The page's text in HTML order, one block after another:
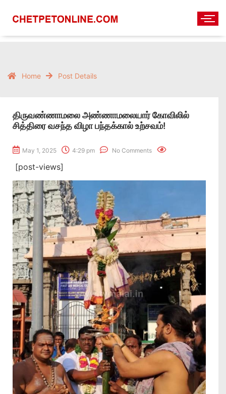
Home Post Details
திருவண்ணாமலை அண்ணாமலையார் கோவிலில்
சித்திரை வசந்த விழா பந்தக்கால் உற்சவம்!
May 1, 2025 4:29 pm No Comments
[post-views]